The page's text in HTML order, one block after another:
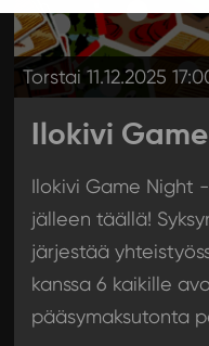
Torstai 11.12.2025
Ilokivi
Ilokivi Game Night
jälleen täällä!
järjestää
kanssa 6 kaikille
pääsymaksutonta